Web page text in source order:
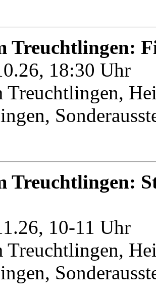
Treuchtlingen:
18:30 Uhr
Treuchtlingen,
Treuchtlingen:
10-11 Uhr
Treuchtlingen,